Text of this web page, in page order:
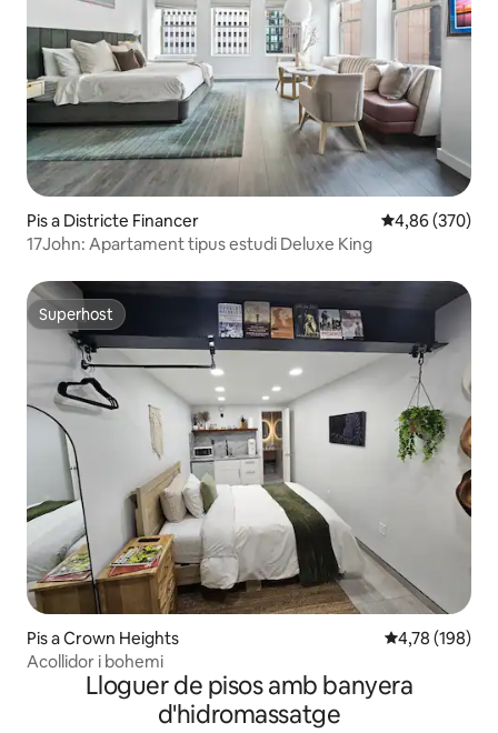
Pis a Districte Financer 4,86 de
4,86 (370)
17John: Apartament tipus estudi Deluxe King
Superhost
Superhost
Pis a Crown Heights 4,78 de
4,78 (198)
Acollidor i bohemi
Lloguer de pisos amb banyera
d'hidromassatge